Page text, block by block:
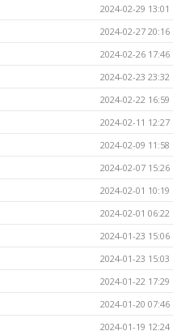
2024-02-29 13:01
2024-02-27 20:16
2024-02-26 17:46
2024-02-23 23:32
2024-02-22 16:59
2024-02-11 12:27
2024-02-09 11:58
2024-02-07 15:26
2024-02-01 10:19
2024-02-01 06:22
2024-01-23 15:06
2024-01-23 15:03
2024-01-22 17:29
2024-01-20 07:46
2024-01-19 12:24